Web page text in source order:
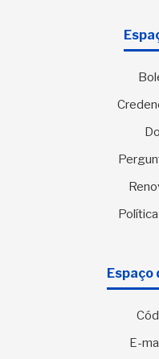
Espaço
E-